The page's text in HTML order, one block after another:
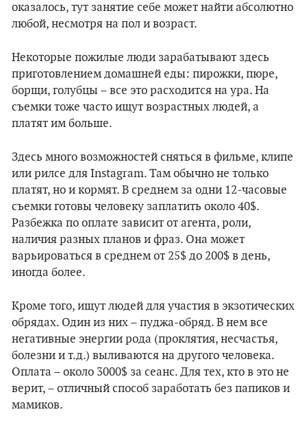
оказалось, тут занятие себе может найти абсолютно
любой, несмотря на пол и возраст.
Некоторые пожилые люди зарабатывают здесь
приготовлением домашней еды: пирожки, пюре,
борщи, голубцы – все это расходится на ура. На
съемки тоже часто ищут возрастных людей, а
платят им больше.
Здесь много возможностей сняться в фильме, клипе
или рилсе для Instagram. Там обычно не только
платят, но и кормят. В среднем за одни 12-часовые
съемки готовы человеку заплатить около 40$.
Разбежка по оплате зависит от агента, роли,
наличия разных планов и фраз. Она может
варьироваться в среднем от 25$ до 200$ в день,
иногда более.
Кроме того, ищут людей для участия в экзотических
обрядах. Один из них – пуджа-обряд. В нем все
негативные энергии рода (проклятия, несчастья,
болезни и т.д.) выливаются на другого человека.
Оплата – около 3000$ за сеанс. Для тех, кто в это не
верит, – отличный способ заработать без папиков и
мамиков.